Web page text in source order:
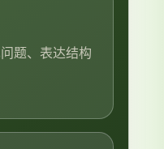
题、表达结构